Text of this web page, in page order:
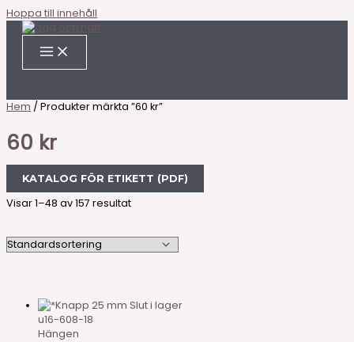
Hoppa till innehåll
Hem / Produkter märkta ”60 kr”
60 kr
KATALOG FÖR ETIKETT (PDF)
Visar 1–48 av 157 resultat
Slut i lager
u16-608-18
Hängen